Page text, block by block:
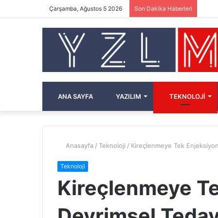
Çarşamba, Ağustos 5 2026 Son Dakika Haberleri
ANA SAYFA YAZILIM TEKNOLOJI
Anasayfa / Teknoloji / Kireçlenmeye Tek
Teknoloji
Kireçlenmeye